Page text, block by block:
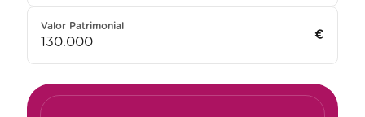
Valor Patrimonial
€